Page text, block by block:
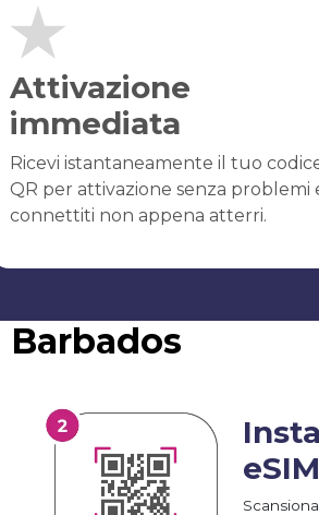
Attivazione
immediata
Ricevi istantaneamente il tuo
QR per attivazione senza problemi
connettiti non appena atterri.
eSIM